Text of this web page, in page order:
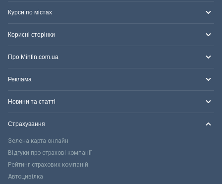
Курси по містах
Корисні сторінки
Про Minfin.com.ua
Реклама
Новини та статті
Страхування
Зелена карта онлайн
Відгуки про страхові компанії
Рейтинг страхових компаній
Автоцивілка